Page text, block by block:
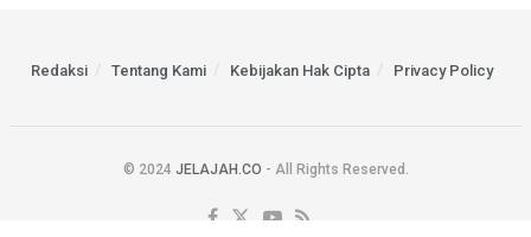
Redaksi Tentang Kami Kebijakan Hak Cipta Privacy Policy
© 2024 JELAJAH.CO - All Rights Reserved.